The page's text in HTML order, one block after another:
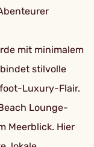
mit minimalem
stilvolle
Luxury-Flair.
Lounge-
Meerblick. Hier